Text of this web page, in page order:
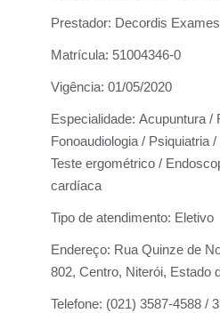
Prestador: Decordis
Matrícula: 51004346-0
Vigência: 01/05/2020
Especialidade: Acupuntura /
Fonoaudiologia / Psiquiatria
Teste ergométrico /
cardíaca
Tipo de atendimento: Eletivo
Endereço: Rua Quinze de
802, Centro, Niterói, Estado
Telefone: (021) 3587-4588 /